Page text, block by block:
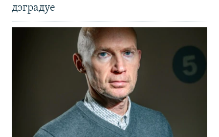
дэградуе